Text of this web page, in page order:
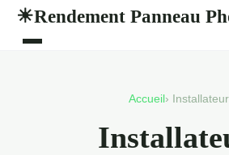
☀Rendement Panneau
Accueil ›